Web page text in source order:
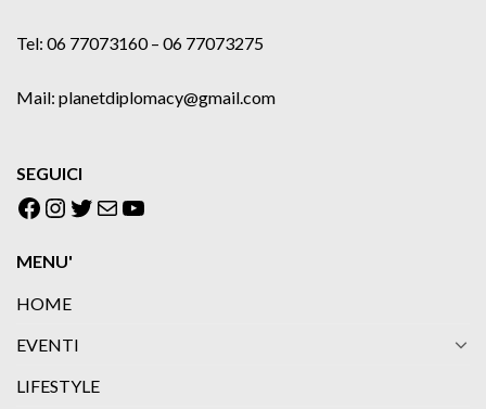
Tel: 06 77073160 – 06 77073275
Mail: planetdiplomacy@gmail.com
SEGUICI
Facebook
Instagram
Twitter
EmailYouTube
MENU'
HOME
EVENTI
LIFESTYLE